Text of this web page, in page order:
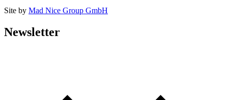
Site by Mad Nice Group GmbH
Newsletter